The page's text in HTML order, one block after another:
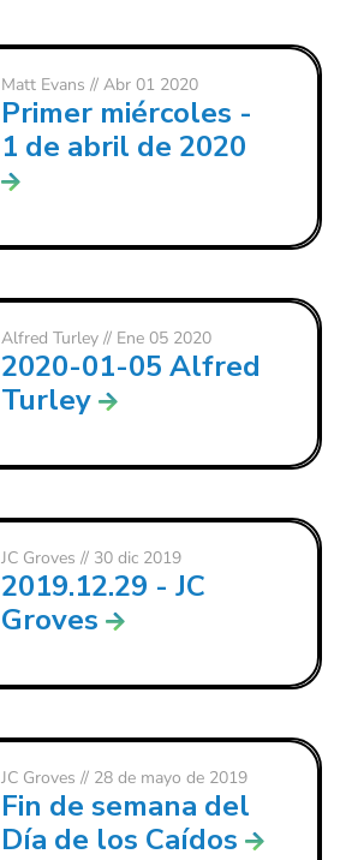
Matt Evans // Abr 01 2020
Primer miércoles -
1 de abril de 2020
Alfred Turley// Ene 05 2020
2020-01-05 Alfred
Turley
JC Groves // 30 dic 2019
2019.12.29 - JC
Groves
JC Groves // 28 de mayo de 2019
Fin de semana del
Día de los Caídos